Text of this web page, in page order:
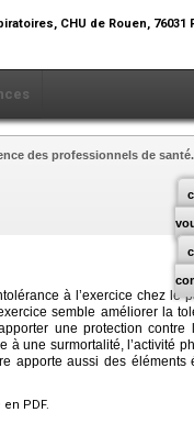
CHU de Rouen, 76031
des professionnels de santé.
à l’exercice chez le
semble améliorer la
une protection
à une surmortalité, l’activité
apporte aussi des éléments
PDF.